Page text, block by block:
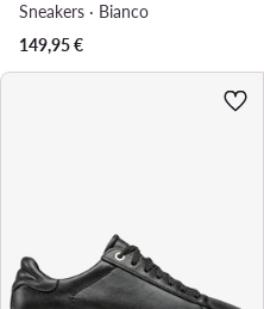
Sneakers · Bianco
149,95€